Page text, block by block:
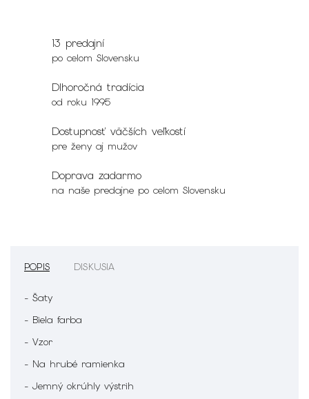
13 predajní
po celom Slovensku
Dlhoročná tradícia
od roku 1995
Dostupnosť väčších veľkostí
pre ženy aj mužov
Doprava zadarmo
na naše predajne po celom Slovensku
POPIS DISKUSIA
- Šaty
- Biela farba
- Vzor
- Na hrubé ramienka
- Jemný okrúhly výstrih